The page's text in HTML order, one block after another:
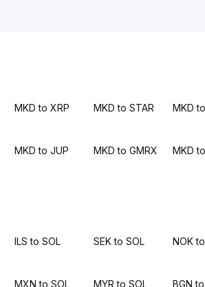
MKD to XRP MKD to STAR MKD
MKD to JUP MKD to GMRX MKD
ILS to SOL SEK to SOL NOK
MXN to SOL MYR to SOL BGN